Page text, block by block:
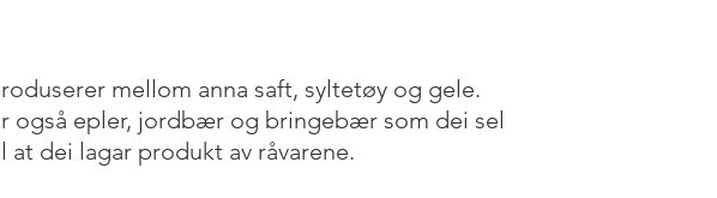
mellom anna saft, syltetøy og gele.
også epler, jordbær og bringebær som dei sel
at dei lagar produkt av råvarene.